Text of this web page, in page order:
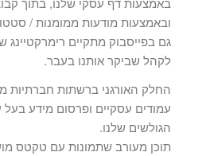
ובאמצעות מודעות ממומנות /
גם בפייסבוק מתקיים
לקהל שביקר אותנו בעבר.
החלק האורגני ברשתות חברתיות
עמודים עסקיים ופרסום מידע
הגולשים שלנו.
תוכן מעורב שתמונות עם טקטס